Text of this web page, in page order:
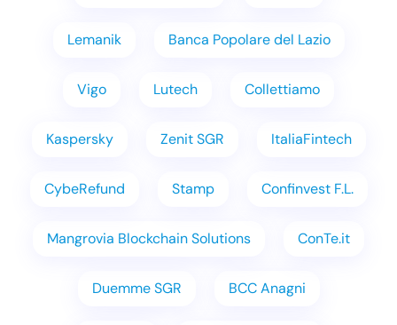
Lemanik Banca Popolare del Lazio
Vigo Lutech Collettiamo
Kaspersky Zenit SGR ItaliaFintech
CybeRefund Stamp Confinvest F.L.
Mangrovia Blockchain Solutions ConTe.it
Duemme SGR BCC Anagni